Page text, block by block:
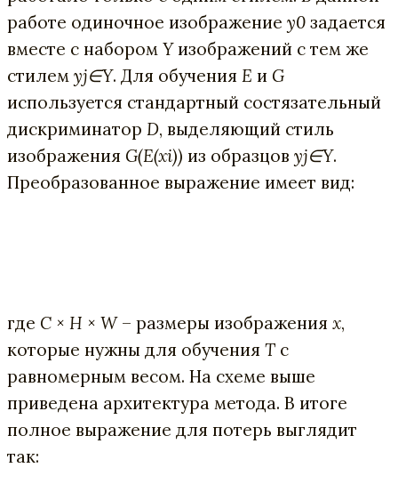
работе одиночное изображение y0 задается
вместе с набором Yизображений с тем же
стилем yj∈Y. Для обучения E и G
используется стандартный состязательный
дискриминатор D, выделяющий стиль
изображения G(E(xi)) из образцов yj∈Y.
Преобразованное выражение имеет вид:
где C × H × W– размеры изображения x,
которые нужны для обучения T с
равномерным весом. На схеме выше
приведена архитектура метода. В итоге
полное выражение для потерь выглядит
так: